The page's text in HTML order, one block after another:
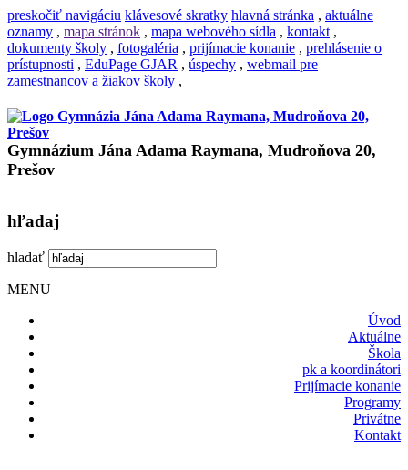
preskočiť navigáciu klávesové skratky hlavná stránka , aktuálne
oznamy , mapa stránok , mapa webového sídla , kontakt ,
dokumenty školy , fotogaléria , prijímacie konanie , prehlásenie o
prístupnosti , EduPage GJAR , úspechy , webmail pre
zamestnancov a žiakov školy ,
Gymnázium Jána Adama Raymana, Mudroňova 20,
Prešov
hľadaj
hladať
MENU
Úvod
Aktuálne
Škola
pk a koordinátori
Prijímacie konanie
Programy
Privátne
Kontakt